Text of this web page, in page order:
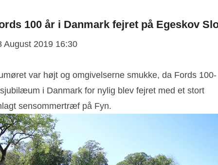
100 år i Danmark fejret på Egeskov
August 2019 16:30
var højt og omgivelserne smukke, da Fords 100-
i Danmark for nylig blev fejret med et stort
sensommertræf på Fyn.